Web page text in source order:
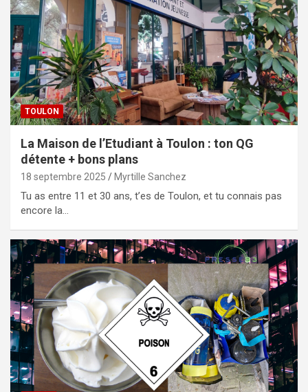
TOULON
La Maison de l’Etudiant à Toulon : ton QG
détente + bons plans
18 septembre 2025 Myrtille Sanchez
Tu as entre 11 et 30 ans, t’es de Toulon, et tu connais pas
encore la…